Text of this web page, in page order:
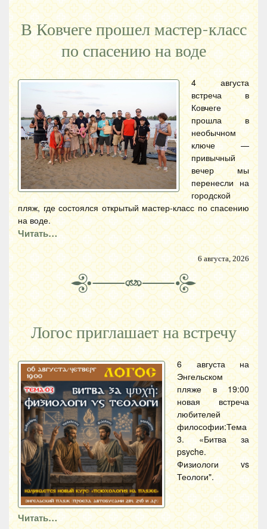
В Ковчеге прошел мастер-класс
по спасению на воде
4 августа
встреча в
Ковчеге
прошла в
необычном
ключе —
привычный
вечер мы
перенесли на
городской
пляж, где состоялся открытый мастер-класс по спасению
на воде.
Читать…
6 августа, 2026
Логос приглашает на встречу
6 августа на
Энгельском
пляже в 19:00
новая встреча
любителей
философии:Тема
3. «Битва за
psyche.
Физиологи vs
Теологи".
Читать…